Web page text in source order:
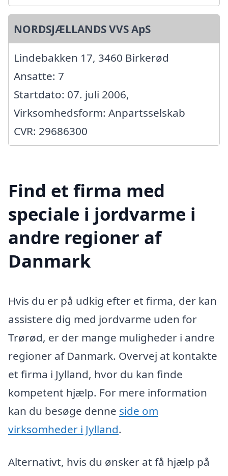
NORDSJÆLLANDS VVS ApS
Lindebakken 17, 3460 Birkerød
Ansatte: 7
Startdato: 07. juli 2006,
Virksomhedsform: Anpartsselskab
CVR: 29686300
Find et firma med
speciale i jordvarme i
andre regioner af
Danmark
Hvis du er på udkig efter et firma, der kan
assistere dig med jordvarme uden for
Trørød, er der mange muligheder i andre
regioner af Danmark. Overvej at kontakte
et firma i Jylland, hvor du kan finde
kompetent hjælp. For mere information
kan du besøge denne side om
virksomheder i Jylland.
Alternativt, hvis du ønsker at få hjælp på